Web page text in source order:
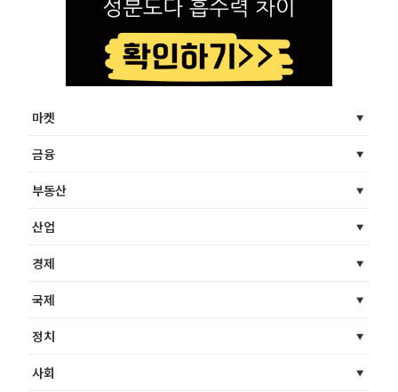
마켓
금융
부동산
산업
경제
국제
정치
사회